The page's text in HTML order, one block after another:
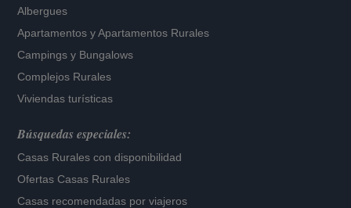
Albergues
Apartamentos yApartamentos Rurales
Campings y Bungalows
Complejos Rurales
Viviendas turísticas
Búsquedas especiales:
Casas Rurales con disponibilidad
Ofertas Casas Rurales
Casas recomendadas por viajeros